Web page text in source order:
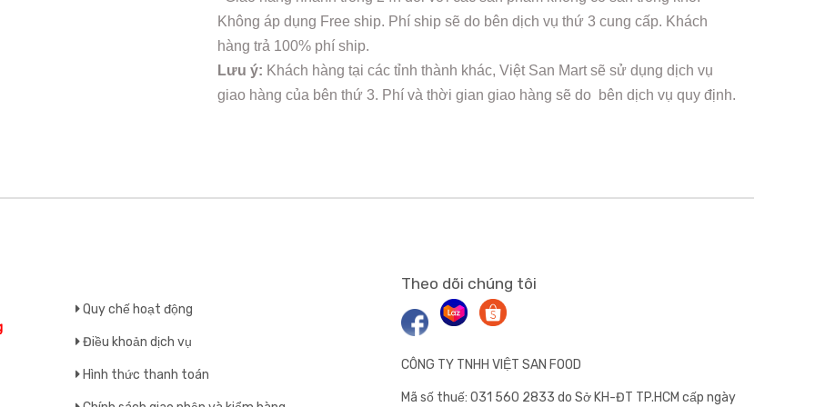
Không áp dụng Free ship. Phí ship sẽ do bên dịch vụ thứ 3 cung cấp. Khách
hàng trả 100% phí ship.
Lưu ý: Khách hàng tại các tỉnh thành khác, Việt San Mart sẽ sử dụng dịch vụ
giao hàng của bên thứ 3. Phí và thời gian giao hàng sẽ do bên dịch vụ quy định.
Quy chế hoạt động
Điều khoản dịch vụ
Hình thức thanh toán
Theo dõi chúng tôi
CÔNG TY TNHH VIỆT SAN FOOD
Mã số thuế: 031 560 2833 do Sở KH-ĐT TP.HCM cấp ngày